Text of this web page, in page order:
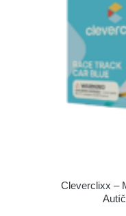
Cleverclixx –